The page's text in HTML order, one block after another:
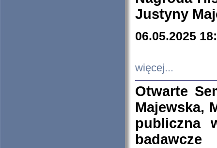
Justyny
06.05.2025
więcej...
Otwarte
Majewska,
publiczna
badawcze